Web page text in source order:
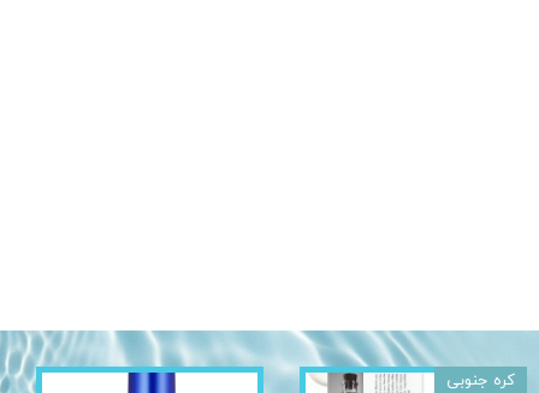
کره جنوبی